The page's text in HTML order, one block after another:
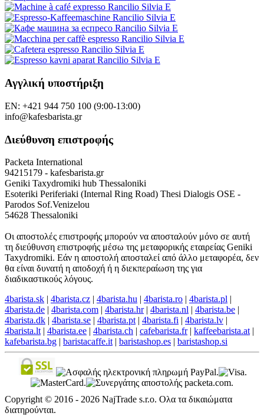
Αγγλική υποστήριξη
EN: +421 944 750 100 (9:00-13:00)
info@kafesbarista.gr
Διεύθυνση επιστροφής
Packeta International
94215179 - kafesbarista.gr
Geniki Taxydromiki hub Thessaloniki
Esoteriki Periferiaki (Internal Ring Road) Thesi Dialogis OSE -
Parodos Sof.Venizelou
54628 Thessaloniki
Οι αποστολές επιστροφής μπορούν να αποσταλούν μόνο σε αυτή
τη διεύθυνση επιστροφής μέσω της μεταφορικής εταιρείας Geniki
Taxydromiki. Εάν η αποστολή αποσταλεί από άλλο μεταφορέα, δεν
θα είναι δυνατή η αποδοχή ή η διεκπεραίωση της για
διαδικαστικούς λόγους.
4barista.sk | 4barista.cz | 4barista.hu | 4barista.ro | 4barista.pl |
4barista.de | 4barista.com | 4barista.hr| 4barista.nl | 4barista.be |
4barista.dk | 4barista.se | 4barista.pt | 4barista.fi | 4barista.lv |
4barista.lt | 4barista.ee | 4barista.ch | cafebarista.fr| kaffeebarista.at |
kafebarista.bg | baristacaffe.it | baristashop.es | baristashop.si
Copyright © 2016 - 2026 NajTrade s.r.o. Ολα τα δικαιώματα
διατηρούνται.